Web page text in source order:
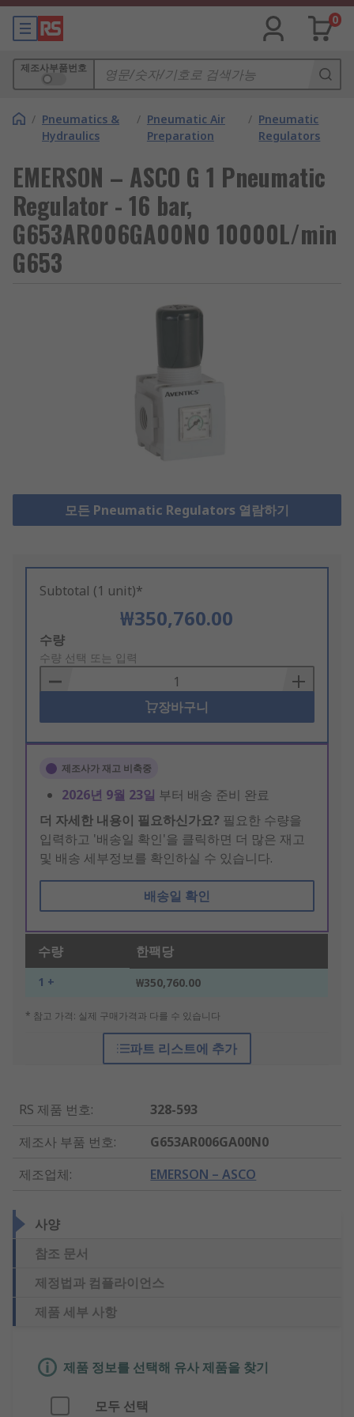
0
제조사부품번호
/ Pneumatics &
Hydraulics
/ Pneumatic Air
Preparation
/ Pneumatic
Regulators
EMERSON – ASCO G 1 Pneumatic
Regulator - 16 bar,
G653AR006GA00N0 10000L/min
G653
모든 Pneumatic Regulators 열람하기
Subtotal (1 unit)*
₩350,760.00
Add
to
Basket
수량
수량 선택 또는 입력
장바구니
제조사가 재고 비축중
2026년 9월 23일 부터 배송 준비 완료
더 자세한 내용이 필요하신가요? 필요한 수량을
입력하고 '배송일 확인'을 클릭하면 더 많은 재고
및 배송 세부정보를 확인하실 수 있습니다.
배송일 확인
수량 한팩당
1 + ₩350,760.00
* 참고 가격: 실제 구매가격과 다를 수 있습니다
파트 리스트에 추가
RS 제품 번호:
328-593
제조사 부품 번호:
G653AR006GA00N0
제조업체: EMERSON – ASCO
사양
참조 문서
제정법과 컴플라이언스
제품 세부 사항
제품 정보를 선택해 유사 제품을 찾기
모두 선택